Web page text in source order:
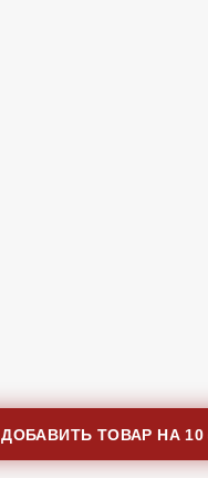
ДОБАВИТЬ ТОВАР НА 10